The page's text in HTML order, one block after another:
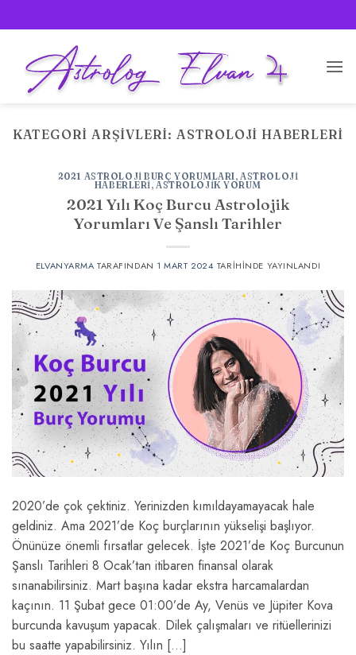
atla
KATEGORI ARŞIVLERI: ASTROLOJI HABERLERI
2021 ASTROLOJI BURÇ YORUMLARI,ASTROLOJI
HABERLERI,ASTROLOJIK YORUM
2021 Yılı Koç Burcu Astrolojik
Yorumları Ve Şanslı Tarihler
ELVANYARMA TARAFINDAN 1 MART 2024 TARIHINDE YAYINLANDI
2020’de çok çektiniz. Yerinizden kımıldayamayacak hale
geldiniz. Ama 2021’de Koç burçlarının yükselişi başlıyor.
Önünüze önemli fırsatlar gelecek. İşte 2021’de Koç Burcunun
Şanslı Tarihleri 8 Ocak’tan itibaren finansal olarak
sınanabilirsiniz. Mart başına kadar ekstra harcamalardan
kaçının. 11 Şubat gece 01:00’de Ay, Venüs ve Jüpiter Kova
burcunda kavuşum yapacak. Dilek çalışmaları ve ritüellerinizi
bu saatte yapabilirsiniz. Yılın […]